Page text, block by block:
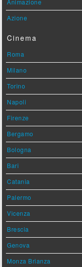
Azione
Cinema
Roma
Milano
Torino
Napoli
Firenze
Bergamo
Bologna
Bari
Catania
Palermo
Vicenza
Brescia
Genova
Monza Brianza